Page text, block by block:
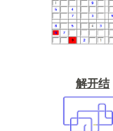
解开结